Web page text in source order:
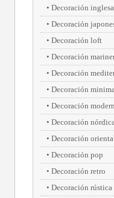
Decoración inglesa
Decoración
Decoración loft
Decoración
Decoración
Decoración
Decoración
Decoración
Decoración
Decoración pop
Decoración retro
Decoración rústica